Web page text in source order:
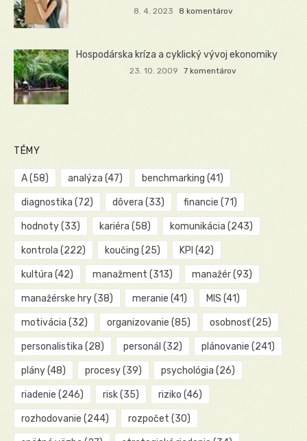
8. 4. 2023 8 komentárov
Hospodárska kríza a cyklický vývoj ekonomiky
23. 10. 2009 7 komentárov
TÉMY
A(58) analýza (47) benchmarking (41)
diagnostika (72) dôvera (33) financie (71)
hodnoty(33) kariéra (58) komunikácia (243)
kontrola (222) koučing (25) KPI (42)
kultúra (42) manažment (313) manažér(93)
manažérske hry(38) meranie (41) MIS (41)
motivácia (32) organizovanie (85) osobnosť(25)
personalistika (28) personál (32) plánovanie (241)
plány(48) procesy(39) psychológia (26)
riadenie (246) risk(35) riziko (46)
rozhodovanie (244) rozpočet (30)